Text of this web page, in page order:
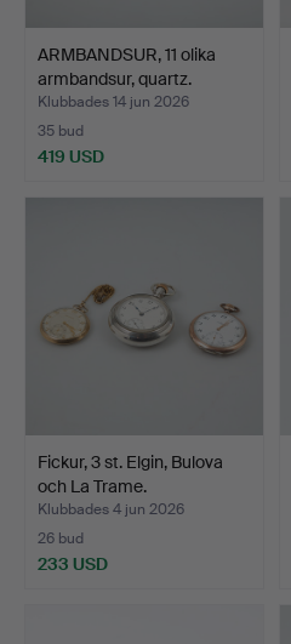
ARMBANDSUR, 11 olika
armbandsur, quartz.
Klubbades 14 jun 2026
35 bud
419 USD
Fickur, 3 st. Elgin, Bulova
och La Trame.
Klubbades 4 jun 2026
26 bud
233 USD